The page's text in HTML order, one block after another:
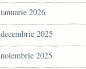
ianuarie 2026
decembrie 2025
noiembrie 2025